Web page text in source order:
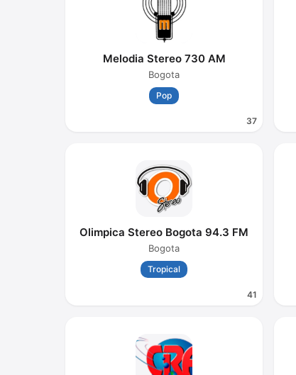
37
Melodia Stereo 730 AM
Bogota
Pop
41
Olimpica Stereo Bogota 94.3 FM
Bogota
Tropical